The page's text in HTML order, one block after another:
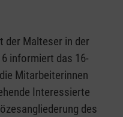
der Malteser in der
informiert das 16-
Mitarbeiterinnen
Interessierte
des